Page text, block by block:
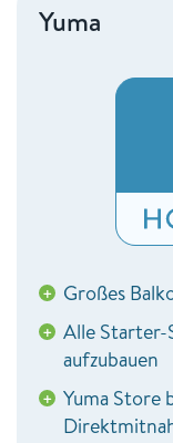
Yuma
+ Großes
+ Alle Starter-
aufzubauen
+ Yuma Store